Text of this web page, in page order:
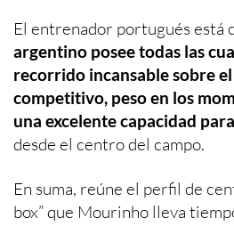
El entrenador portugués está
argentino posee todas las
recorrido incansable sobre
competitivo, peso en los
una excelente capacidad
desde el centro del campo.
En suma, reúne el perfil de
box” que Mourinho lleva